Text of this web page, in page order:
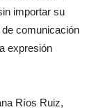
importar su
comunicación
expresión
Ríos Ruiz,